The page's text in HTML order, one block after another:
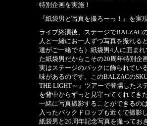
特別企画を実施！
『紙袋男と写真を撮ろーっ！』を実
ライブ終演後、ステージでBALZAC
人と一緒にお一人ずつ写真を撮れる
達がご一緒でも）紙袋男4人に囲ま
た紙袋男だからこその20周年特別企
実はステージのバックに飾られてい
味があるのです。このBALZACの
THE LIGHT～』ツアーで登場したス
を背中からずっと見守ってくれてき
一緒に写真撮影することができるの
入ったバックドロップも近くで撮影
紙袋男と20周年記念写真を撮ってお